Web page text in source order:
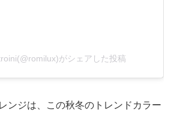
がシェアした投稿
ンジは、この秋冬のトレンドカラー